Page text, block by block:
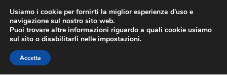
CONSEGNA da 7 EUR
Lun-Ven 9:00 - 16:00/800 580 290
Vai
alla
navigazione
Vai
al
contenuto
Usiamo i cookie per fornirti la miglior esperienza d'uso e
navigazione sul nostro sito web.
Puoi trovare altre informazioni riguardo a quali cookie usiamo
sul sito o disabilitarli nelle impostazioni.
Accetta